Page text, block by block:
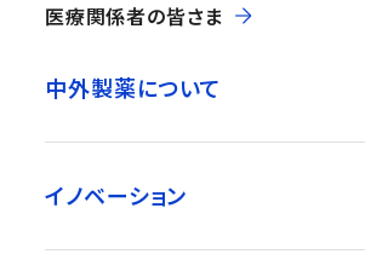
医療関係者の皆さま
中外製薬について
イノベーション